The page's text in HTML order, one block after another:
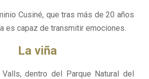
Cusiné, que tras más de 20 años
es capaz de transmitir emociones.
La viña
dentro del Parque Natural del